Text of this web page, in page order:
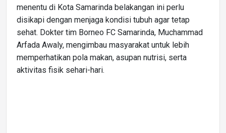
menentu di Kota Samarinda belakangan ini perlu
disikapi dengan menjaga kondisi tubuh agar tetap
sehat. Dokter tim Borneo FC Samarinda, Muchammad
Arfada Awaly, mengimbau masyarakat untuk lebih
memperhatikan pola makan, asupan nutrisi, serta
aktivitas fisik sehari-hari.